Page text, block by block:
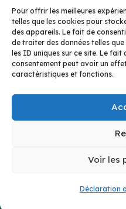
Pour offrir les meilleures
telles que les cookies pour
des appareils. Le fait de
de traiter des données telles
les ID uniques sur ce site. Le
consentement peut avoir un
caractéristiques et fonctions.
Voir les
Déclaration
LinkedIn
Contact
6 Rue Marie-Louise
cptslyon5@gmail.com
Mentions légales
Politiques de